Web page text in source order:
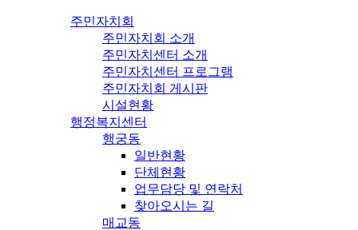
주민자치회
주민자치회 소개
주민자치센터 소개
주민자치센터 프로그램
주민자치회 게시판
시설현황
행정복지센터
행궁동
일반현황
단체현황
업무담당 및 연락처
찾아오시는 길
매교동